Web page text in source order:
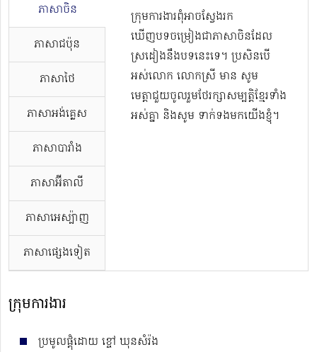
ភាសាចិន
ភាសាជប៉ុន
ភាសាថៃ
ភាសាអង់គ្លេស
ភាសាបារាំង
ភាសាអ៊ីតាលី
ភាសាអេស្ប៉ាញ
ភាសាផ្សេងទៀត
ក្រុមការងារពុំអាចស្វែងរក
ឃើញបទចម្រៀងជាភាសាចិនដែល
ស្រដៀងនឹងបទនេះទេ។ ប្រសិនបើ
អស់លោក លោកស្រី មាន សូម
មេត្តាជួយចូលរួមថែរក្សាសម្បត្តិខ្មែរទាំង
អស់គ្នា និងសូម ទាក់ទងមកយើងខ្ញុំ។
ក្រុមការងារ
ប្រមូលផ្តុំដោយ ខ្ចៅ ឃុនសំរ៉ង